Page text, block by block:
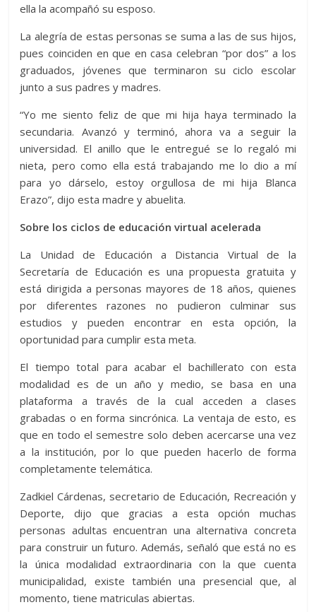
ella la acompañó su esposo.
La alegría de estas personas se suma a las de sus hijos,
pues coinciden en que en casa celebran “por dos” a los
graduados, jóvenes que terminaron su ciclo escolar
junto a sus padres y madres.
“Yo me siento feliz de que mi hija haya terminado la
secundaria. Avanzó y terminó, ahora va a seguir la
universidad. El anillo que le entregué se lo regaló mi
nieta, pero como ella está trabajando me lo dio a mí
para yo dárselo, estoy orgullosa de mi hija Blanca
Erazo”, dijo esta madre y abuelita.
Sobre los ciclos de educación virtual acelerada
La Unidad de Educación a Distancia Virtual de la
Secretaría de Educación es una propuesta gratuita y
está dirigida a personas mayores de 18 años, quienes
por diferentes razones no pudieron culminar sus
estudios y pueden encontrar en esta opción, la
oportunidad para cumplir esta meta.
El tiempo total para acabar el bachillerato con esta
modalidad es de un año y medio, se basa en una
plataforma a través de la cual acceden a clases
grabadas o en forma sincrónica. La ventaja de esto, es
que en todo el semestre solo deben acercarse una vez
a la institución, por lo que pueden hacerlo de forma
completamente telemática.
Zadkiel Cárdenas, secretario de Educación, Recreación y
Deporte, dijo que gracias a esta opción muchas
personas adultas encuentran una alternativa concreta
para construir un futuro. Además, señaló que está no es
la única modalidad extraordinaria con la que cuenta
municipalidad, existe también una presencial que, al
momento, tiene matriculas abiertas.